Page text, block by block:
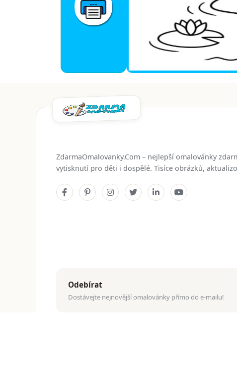
ZdarmaOmalovanky.Com – nejlepší omalovánky
vytisknutí pro děti i dospělé. Tisíce obrázků,
Odebírat
Dostávejte nejnovější omalovánky přímo do e-mailu!